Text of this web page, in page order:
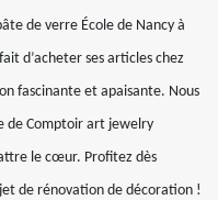
de verre École de Nancy à
d’acheter ses articles chez
fascinante et apaisante. Nous
de Comptoir art jewelry
le cœur. Profitez dès
de rénovation de décoration !